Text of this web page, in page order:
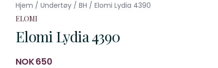
Hjem / Undertøy / BH / Elomi Lydia 4390
ELOMI
Elomi Lydia 4390
Produktdetaljer
NOK 650